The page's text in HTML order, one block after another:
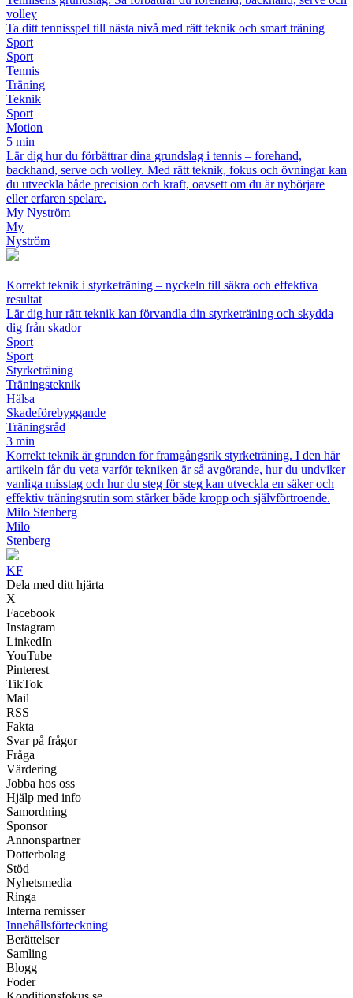
volley
Ta ditt tennisspel till nästa nivå med rätt teknik och smart träning
Sport
Sport
Tennis
Träning
Teknik
Sport
Motion
5 min
Lär dig hur du förbättrar dina grundslag i tennis – forehand,
backhand, serve och volley. Med rätt teknik, fokus och övningar kan
du utveckla både precision och kraft, oavsett om du är nybörjare
eller erfaren spelare.
My Nyström
My
Nyström
Korrekt teknik i styrketräning – nyckeln till säkra och effektiva
resultat
Lär dig hur rätt teknik kan förvandla din styrketräning och skydda
dig från skador
Sport
Sport
Styrketräning
Träningsteknik
Hälsa
Skadeförebyggande
Träningsråd
3 min
Korrekt teknik är grunden för framgångsrik styrketräning. I den här
artikeln får du veta varför tekniken är så avgörande, hur du undviker
vanliga misstag och hur du steg för steg kan utveckla en säker och
effektiv träningsrutin som stärker både kropp och självförtroende.
Milo Stenberg
Milo
Stenberg
KF
Dela med ditt hjärta
X
Facebook
Instagram
LinkedIn
YouTube
Pinterest
TikTok
Mail
RSS
Fakta
Svar på frågor
Fråga
Värdering
Jobba hos oss
Hjälp med info
Samordning
Sponsor
Annonspartner
Dotterbolag
Stöd
Nyhetsmedia
Ringa
Interna remisser
Innehållsförteckning
Berättelser
Samling
Blogg
Foder